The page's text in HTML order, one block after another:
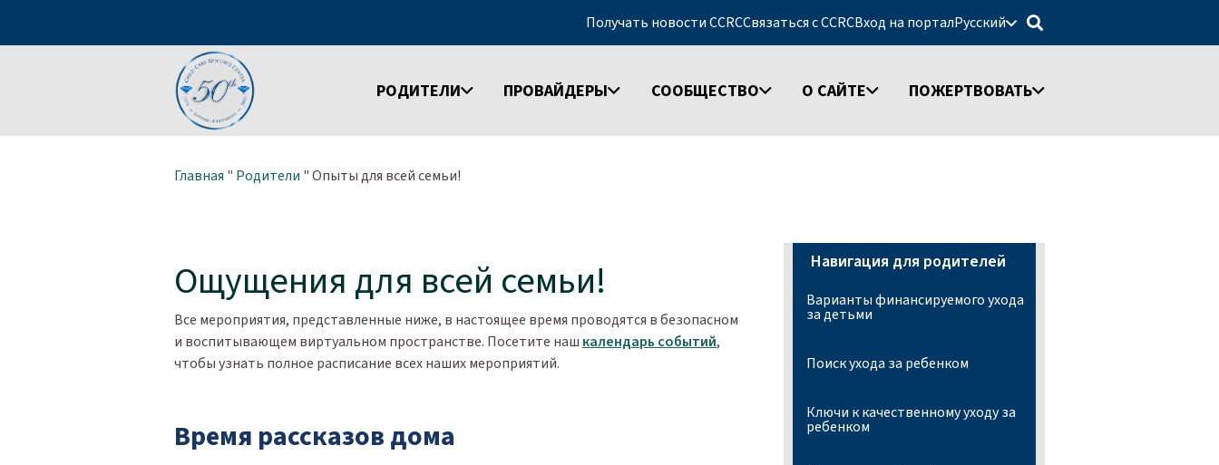
Получать новости CCRCСвязаться с CCRCВход на порталРусский
РОДИТЕЛИ ПРОВАЙДЕРЫ СООБЩЕСТВО О САЙТЕ ПОЖЕРТВОВАТЬ
Главная " Родители "Опыты для всей семьи!
Ощущения для всей семьи!
Все мероприятия, представленные ниже, в настоящее время проводятся в безопасном
и воспитывающем виртуальном пространстве. Посетите наш календарь событий,
чтобы узнать полное расписание всех наших мероприятий.
Время рассказов дома
Навигация для родителей
Варианты финансируемого ухода
за детьми
Поиск ухода за ребенком
Ключи к качественному уходу за
ребенком